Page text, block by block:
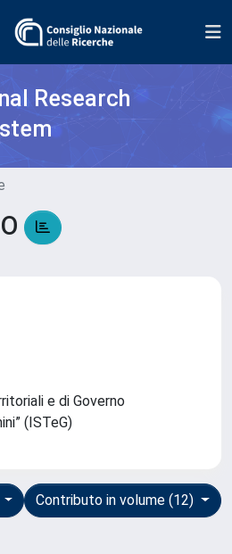
Research
e di Governo
(ISTeG)
Contributo in volume (12)